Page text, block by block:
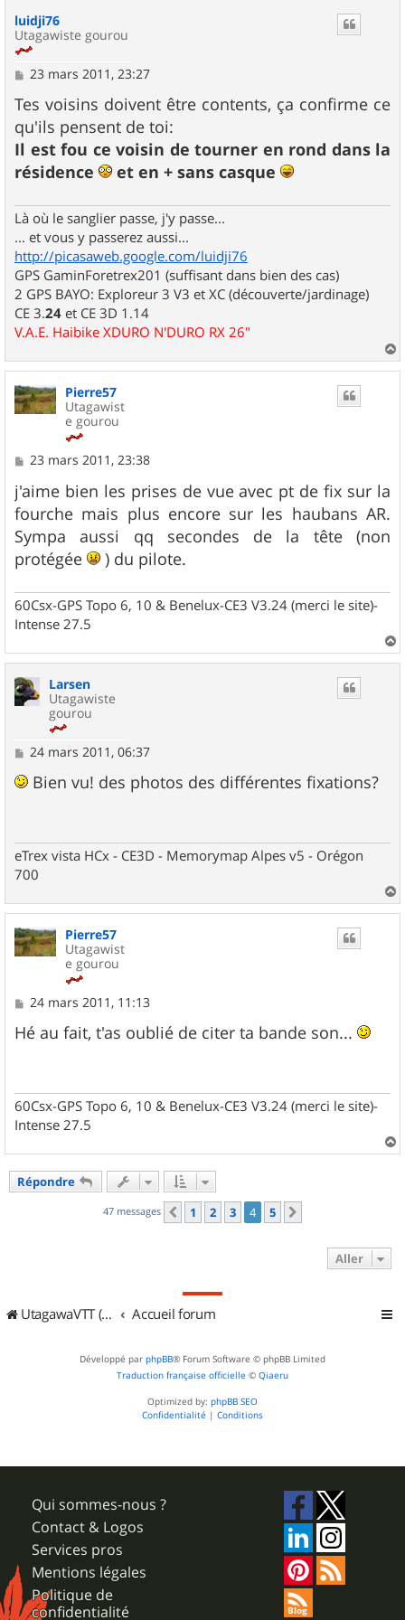
luidji76
Utagawiste gourou
M
s
s
a
g
e
23 mars 2011, 23:27
Tes voisins doivent être contents, ça confirme ce
qu'ils pensent de toi:
Il est fou ce voisin de tourner en rond dans la
résidence
et en + sans casque
Là où le sanglier passe, j'y passe...
... et vous y passerez aussi...
http://picasaweb.google.com/luidji76
GPS GaminForetrex201 (suffisant dans bien des cas)
2 GPS BAYO: Exploreur 3 V3 et XC (découverte/jardinage)
CE 3.24 et CE 3D 1.14
V.A.E. Haibike XDURO N'DURO RX 26"
a
Pierre57
Utagawist
e gourou
M
s
s
a
g
e
23 mars 2011, 23:38
j'aime bien les prises de vue avec pt de fix sur la
fourche mais plus encore sur les haubans AR.
Sympa aussi qq secondes de la tête (non
protégée
) du pilote.
60Csx-GPS Topo 6, 10 & Benelux-CE3 V3.24 (merci le site)-
Intense 27.5
a
Larsen
Utagawiste
gourou
M
s
24 mars 2011, 06:37
Bien vu! des photos des différentes fixations?
eTrex vista HCx - CE3D - Memorymap Alpes v5 - Orégon
700
a
Pierre57
Utagawist
e gourou
M
s
s
24 mars 2011, 11:13
Hé au fait, t'as oublié de citer ta bande son...
60Csx-GPS Topo 6, 10 & Benelux-CE3 V3.24 (merci le site)-
Intense 27.5
a
Répondre
47 messages Précédent
1 2 3 4 5
Aller
UtagawaVTT (Randos VTT et VTTAE avec traces GPS) Accueil forum
Développé par phpBB® Forum Software © phpBB Limited
Traduction française officielle © Qiaeru
Optimized by: phpBB SEO
Confidentialité | Conditions
Qui sommes-nous ?
Contact & Logos
Services pros
Mentions légales
Politique de
confidentialité